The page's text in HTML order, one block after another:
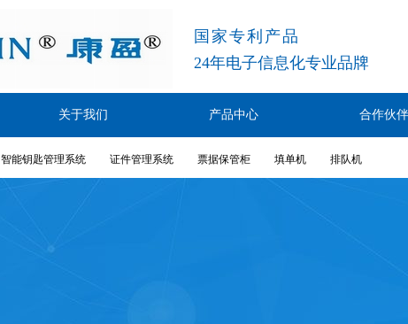
国家专利产品
24年电子信息化专业品牌
关于我们 产品中心 合作伙伴
智能钥匙管理系统 证件管理系统 票据保管柜 填单机 排队机